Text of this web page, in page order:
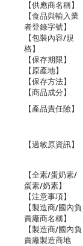
【供應商名稱】
【食品與輸入業
者登錄字號】
【包裝內容/規
格】
【保存期限】
【原產地】
【保存方法】
【商品成分】
【產品責任險】
【過敏原資訊】
【全素/蛋奶素/
蛋素/奶素】
【注意事項】
【製造商/國內負
責廠商名稱】
【製造商/國內負
責廠製造商地